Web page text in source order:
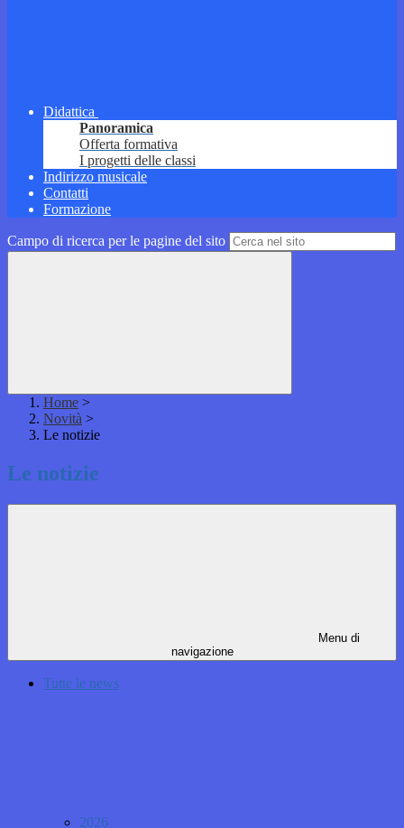
Didattica
Panoramica
Offerta formativa
I progetti delle classi
Indirizzo musicale
Contatti
Formazione
Campo di ricerca per le pagine del sito
Home >
Novità >
Le notizie
Le notizie
Menu di
navigazione
Tutte le news
2026